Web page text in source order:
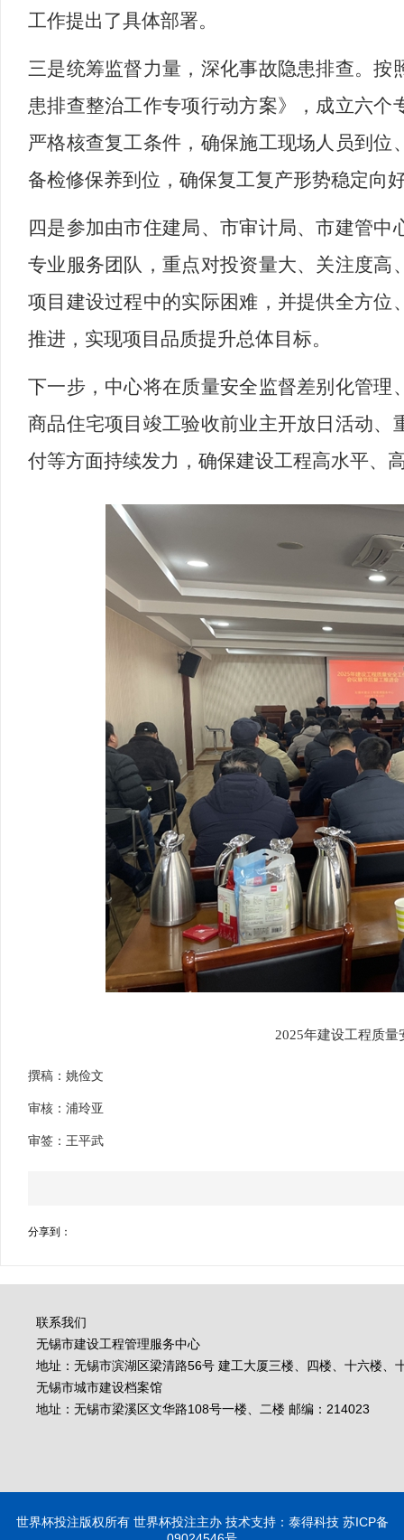
工作提出了具体部署。
三是统筹监督力量，深化事故隐患排查。
患排查整治工作专项行动方案》，成立六
严格核查复工条件，确保施工现场人员到
备检修保养到位，确保复工复产形势稳定向
四是参加由市住建局、市审计局、市建管
专业服务团队，重点对投资量大、关注度
项目建设过程中的实际困难，并提供全方
推进，实现项目品质提升总体目标。
下一步，中心将在质量安全监督差别化管
商品住宅项目竣工验收前业主开放日活动
付等方面持续发力，确保建设工程高水平、
2025年建设工程质
撰稿：姚俭文
审核：浦玲亚
审签：王平武
分享到：
联系我们
无锡市建设工程管理服务中心
地址：无锡市滨湖区梁清路56号 建工大厦三楼、四楼、十六楼、
无锡市城市建设档案馆
地址：无锡市梁溪区文华路108号一楼、二楼 邮编：214023
世界杯投注版权所有 世界杯投注主办 技术支持：泰得科技 苏ICP备